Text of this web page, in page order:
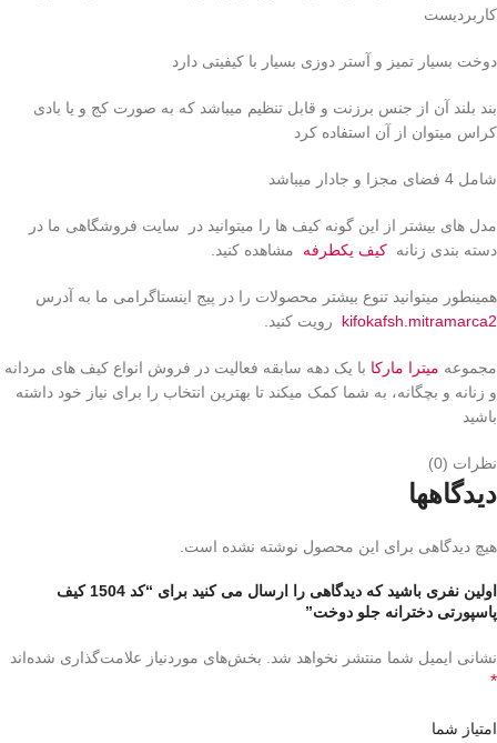
کاربردیست
دوخت بسیار تمیز و آستر دوزی بسیار با کیفیتی دارد
بند بلند آن از جنس برزنت و قابل تنظیم میباشد که به صورت کج و یا بادی
کراس میتوان از آن استفاده کرد
شامل 4 فضای مجزا و جادار میباشد
مدل های بیشتر از این گونه کیف ها را میتوانید در سایت فروشگاهی ما در
دسته بندی زنانه کیف یکطرفه مشاهده کنید.
همینطور میتوانید تنوع بیشتر محصولات را در پیج اینستاگرامی ما به آدرس
kifokafsh.mitramarca2 رویت کنید.
مجموعه میترا مارکا با یک دهه سابقه فعالیت در فروش انواع کیف های مردانه
و زنانه و بچگانه، به شما کمک میکند تا بهترین انتخاب را برای نیاز خود داشته
باشید
نظرات (0)
دیدگاهها
هیچ دیدگاهی برای این محصول نوشته نشده است.
اولین نفری باشید که دیدگاهی را ارسال می کنید برای “کد 1504 کیف
پاسپورتی دخترانه جلو دوخت”
نشانی ایمیل شما منتشر نخواهد شد. بخش‌های موردنیاز علامت‌گذاری شده‌اند
*
امتیاز شما